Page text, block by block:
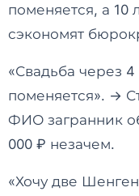
поменяется, а 10
сэкономят
«Свадьба через
поменяется». →
ФИО загранник
000 ₽ незачем.
«Хочу две